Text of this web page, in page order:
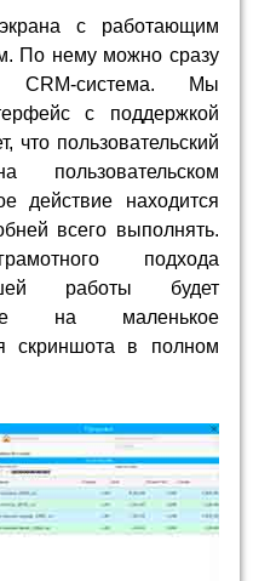
с работающим
По нему можно сразу
CRM-система. Мы
с поддержкой
что пользовательский
действие находится
всего выполнять.
подхода
работы будет
на маленькое
скриншота в полном